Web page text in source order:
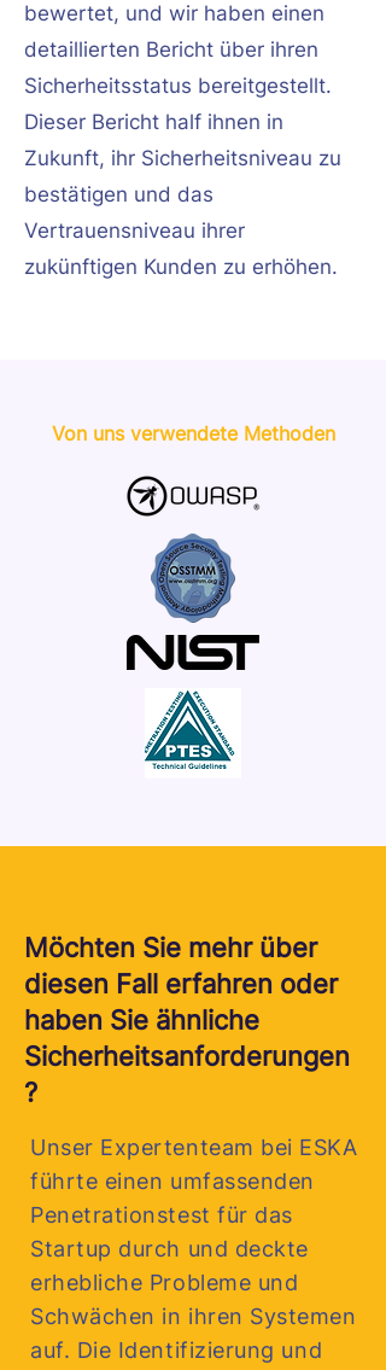
bewertet, und wir haben einen
detaillierten Bericht über ihren
Sicherheitsstatus bereitgestellt.
Dieser Bericht half ihnen in
Zukunft, ihr Sicherheitsniveau zu
bestätigen und das
Vertrauensniveau ihrer
zukünftigen Kunden zu erhöhen.
Von uns verwendete Methoden
Möchten Sie mehr über
diesen Fall erfahren oder
haben Sie ähnliche
Sicherheitsanforderungen
?
Unser Expertenteam bei ESKA
führte einen umfassenden
Penetrationstest für das
Startup durch und deckte
erhebliche Probleme und
Schwächen in ihren Systemen
auf. Die Identifizierung und